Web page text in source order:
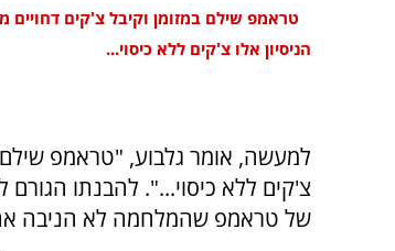
טראמפ שילם במזומן וקיבל צ'קים
הניסיון אלו צ'קים ללא כיסוי...
למעשה, אומר גלבוע, "טראמפ שילם
צ'קים ללא כיסוי...". להבנתו הגורם
של טראמפ שהמלחמה לא הניבה את